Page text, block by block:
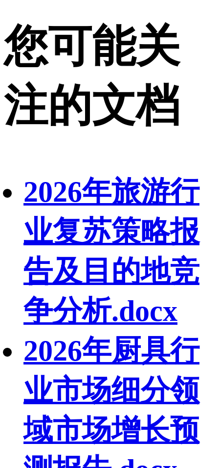
您可能关
注的文档
2026年旅游行
业复苏策略报
告及目的地竞
争分析.docx
2026年厨具行
业市场细分领
域市场增长预